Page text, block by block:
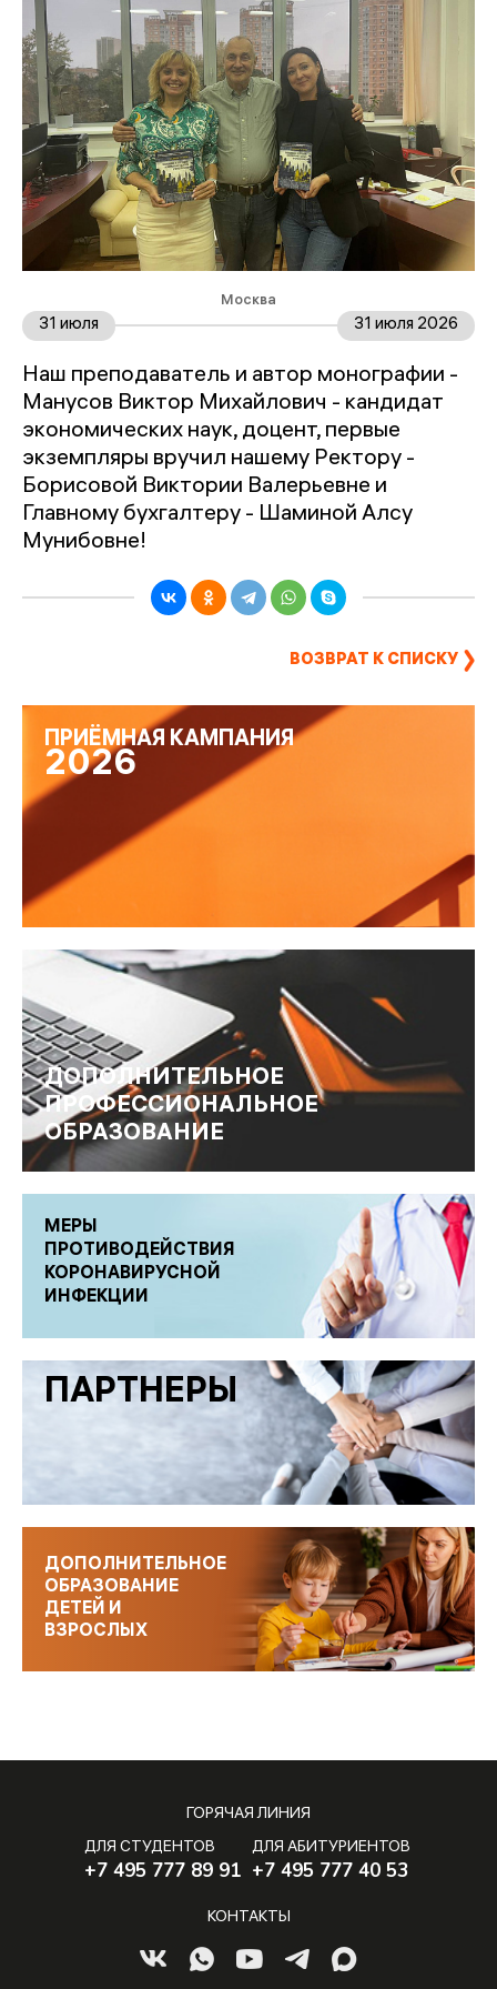
ПРИЁМНАЯ КАМПАНИЯ
2026
ДОПОЛНИТЕЛЬНОЕ
ПРОФЕССИОНАЛЬНОЕ
ОБРАЗОВАНИЕ
МЕРЫ
ПРОТИВОДЕЙСТВИЯ
КОРОНАВИРУСНОЙ
ИНФЕКЦИИ
ПАРТНЕРЫ
ДОПОЛНИТЕЛЬНОЕ
ОБРАЗОВАНИЕ
ДЕТЕЙ И
ВЗРОСЛЫХ
Москва
31 июля 31 июля 2026
Наш преподаватель и автор монографии -
Манусов Виктор Михайлович - кандидат
экономических наук, доцент, первые
экземпляры вручил нашему Ректору -
Борисовой Виктории Валерьевне и
Главному бухгалтеру - Шаминой Алсу
Мунибовне!
ВОЗВРАТ К СПИСКУ
ГОРЯЧАЯ ЛИНИЯ
ДЛЯ СТУДЕНТОВ
+7 495 777 89 91
ДЛЯ АБИТУРИЕНТОВ
+7 495 777 40 53
КОНТАКТЫ